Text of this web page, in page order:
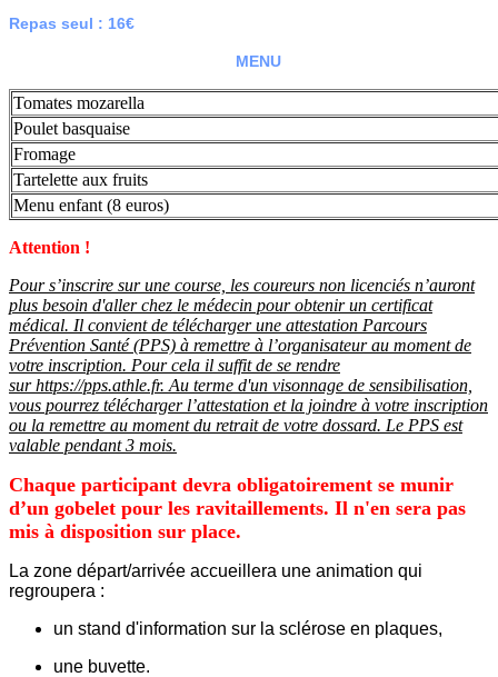
Repas seul : 16€
MENU
Tomates mozarella
Poulet basquaise
Fromage
Tartelette aux fruits
Menu enfant (8 euros)
Attention !
Pour s’inscrire sur une course, les coureurs non licenciés n’auront
plus besoin d'aller chez le médecin pour obtenir un certificat
médical. Il convient de télécharger une attestation Parcours
Prévention Santé (PPS) à remettre à l’organisateur au moment de
votre inscription. Pour cela il suffit de se rendre
sur https://pps.athle.fr. Au terme d'un visonnage de sensibilisation,
vous pourrez télécharger l’attestation et la joindre à votre inscription
ou la remettre au moment du retrait de votre dossard. Le PPS est
valable pendant 3 mois.
Chaque participant devra obligatoirement se munir
d’un gobelet pour les ravitaillements. Il n'en sera pas
mis à disposition sur place.
La zone départ/arrivée accueillera une animation qui
regroupera :
un stand d'information sur la sclérose en plaques,
une buvette.